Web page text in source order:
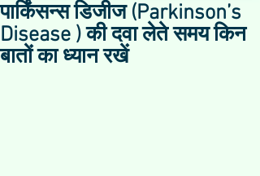
पार्किंसन्स डिजीज (Parkinson’s
Disease ) की दवा लेते समय किन
बातों का ध्यान रखें